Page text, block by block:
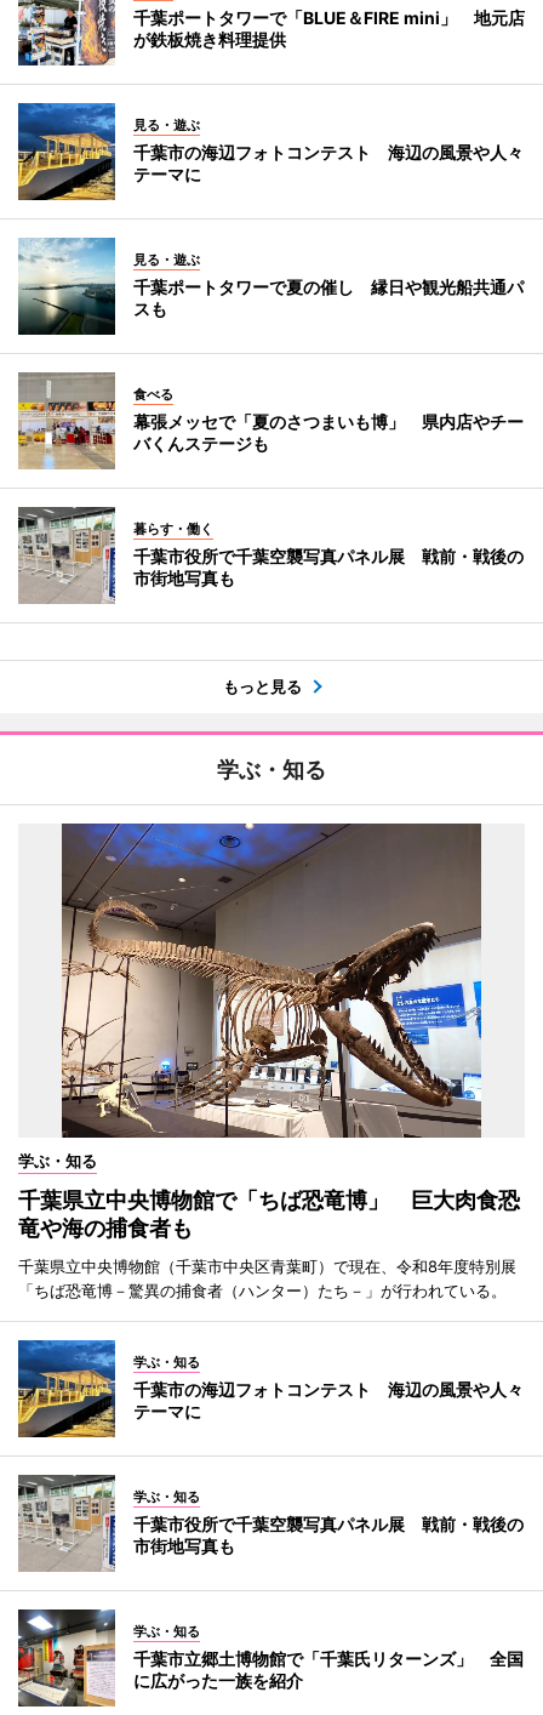
千葉ポートタワーで「BLUE＆FIRE mini」 地元店
が鉄板焼き料理提供
見る・遊ぶ
千葉市の海辺フォトコンテスト 海辺の風景や人々
テーマに
見る・遊ぶ
千葉ポートタワーで夏の催し 縁日や観光船共通パ
スも
食べる
幕張メッセで「夏のさつまいも博」 県内店やチー
バくんステージも
暮らす・働く
千葉市役所で千葉空襲写真パネル展 戦前・戦後の
市街地写真も
もっと見る
学ぶ・知る
学ぶ・知る
千葉県立中央博物館で「ちば恐竜博」 巨大肉食恐
竜や海の捕食者も
千葉県立中央博物館（千葉市中央区青葉町）で現在、令和8年度特別展
「ちば恐竜博－驚異の捕食者（ハンター）たち－」が行われている。
学ぶ・知る
千葉市の海辺フォトコンテスト 海辺の風景や人々
テーマに
学ぶ・知る
千葉市役所で千葉空襲写真パネル展 戦前・戦後の
市街地写真も
学ぶ・知る
千葉市立郷土博物館で「千葉氏リターンズ」 全国
に広がった一族を紹介